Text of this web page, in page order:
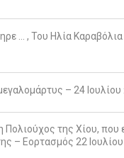
… , Του Ηλία Καραβόλια
– 24 Ιουλίου
Πολιούχος της Χίου, που
– Εορτασμός 22 Ιουλίου